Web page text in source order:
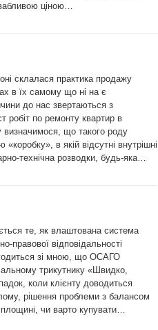
ціною…
склалася практика продажу
в їх самому що ні на є
до нас звертаються з
робіт по ремонту квартир в
визначимося, що такого роду
в якій відсутні внутрішні
технічна розводки, будь-яка…
те, як влаштована система
правової відповідальності
зі мною, що ОСАГО
трикутнику «Швидко,
коли клієнту доводиться
рішення проблеми з балансом
чи варто купувати…